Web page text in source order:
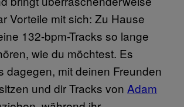
Vorteile mit sich: Zu Hause
132-bpm-Tracks so lange
wie du möchtest. Es
dagegen, mit deinen Freunden
und dir Tracks von Adam